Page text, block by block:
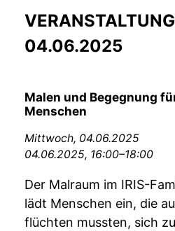
04.06.2025
Malen und Begegnung
Menschen
Mittwoch, 04.06.2025
04.06.2025, 16:00–18:00
Der Malraum im IRIS-
lädt Menschen ein, die
flüchten mussten, sich